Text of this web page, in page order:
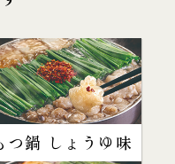
つ鍋 しょうゆ味